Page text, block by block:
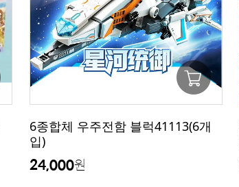
6종합체 우주전함 블럭41113(6개
입)
24,000원